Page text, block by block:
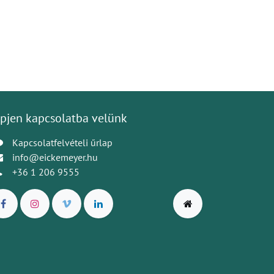
kapcsolatba velünk
Kapcsolatfelvételi űrlap
info@eickemeyer.hu
+36 1 206 9555